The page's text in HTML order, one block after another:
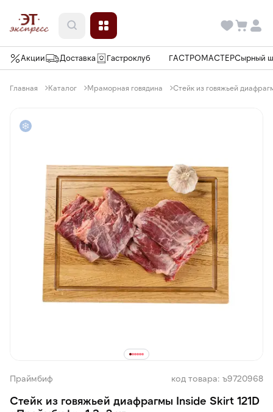
Акции Доставка Гастроклуб ГАСТРОМАСТЕРСырный
Главная Каталог Мраморная говядина Стейк из говяжьей
Праймбиф код товара: ъ9720968
Стейк из говяжьей диафрагмы Inside Skirt 121D